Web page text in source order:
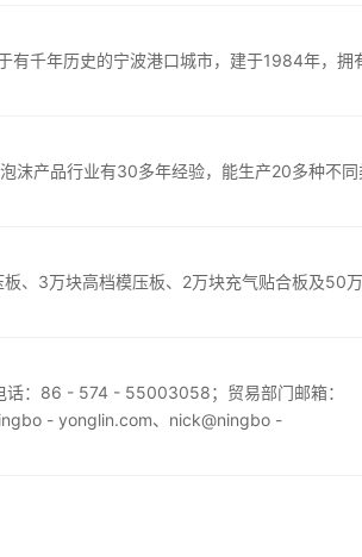
有千年历史的宁波港口城市，建于1984年，拥
沫产品行业有30多年经验，能生产20多种不同
、3万块高档模压板、2万块充气贴合板及50
：86 - 574 - 55003058；贸易部门邮箱：
- yonglin.com、nick@ningbo -